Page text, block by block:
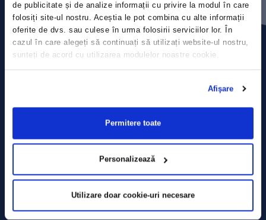
de publicitate și de analize informații cu privire la modul în care
folosiți site-ul nostru. Aceștia le pot combina cu alte informații
oferite de dvs. sau culese în urma folosirii serviciilor lor. În
cazul în care alegeți să continuați să utilizați website-ul nostru,
sunteți de acord cu utilizarea modulelor noastre cookie.
Afişare
Permitere toate
Personalizează
Utilizare doar cookie-uri necesare
Comunicate de presă